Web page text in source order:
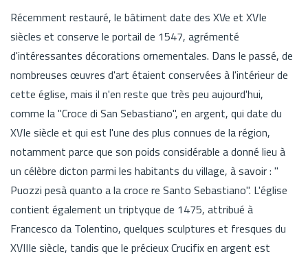
Récemment restauré, le bâtiment date des XVe et XVIe
siècles et conserve le portail de 1547, agrémenté
d'intéressantes décorations ornementales. Dans le passé, de
nombreuses œuvres d'art étaient conservées à l'intérieur de
cette église, mais il n'en reste que très peu aujourd'hui,
comme la "Croce di San Sebastiano", en argent, qui date du
XVIe siècle et qui est l'une des plus connues de la région,
notamment parce que son poids considérable a donné lieu à
un célèbre dicton parmi les habitants du village, à savoir : "
Puozzi pesà quanto a la croce re Santo Sebastiano". L'église
contient également un triptyque de 1475, attribué à
Francesco da Tolentino, quelques sculptures et fresques du
XVIIIe siècle, tandis que le précieux Crucifix en argent est